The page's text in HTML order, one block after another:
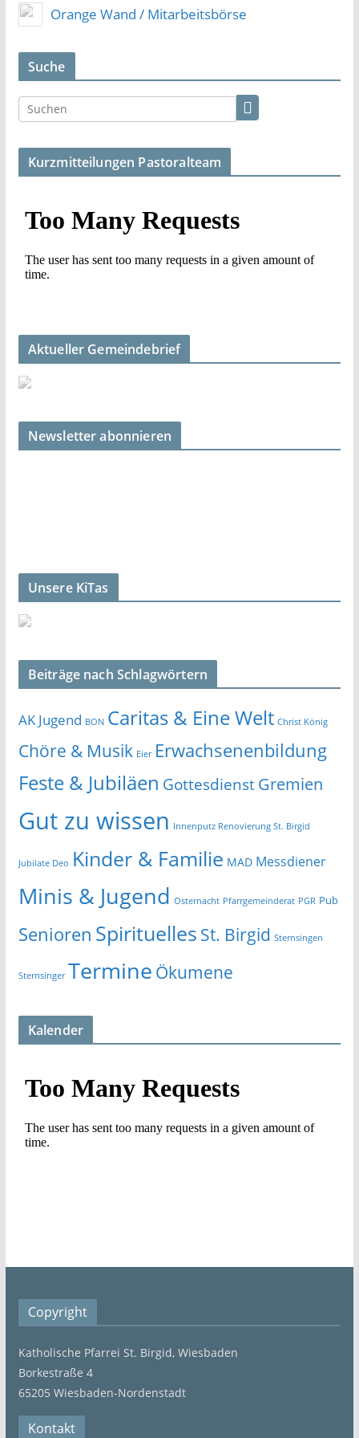
Orange Wand / Mitarbeitsbörse
Suche
Kurzmitteilungen Pastoralteam
Aktueller Gemeindebrief
Newsletter abonnieren
Unsere KiTas
Beiträge nach Schlagwörtern
AK Jugend BON Caritas & Eine Welt Christ König
Chöre & Musik Eier Erwachsenenbildung
Feste & Jubiläen GottesdienstGremien
Gut zu wissen Innenputz Renovierung St. Birgid
Jubilate Deo Kinder & Familie MAD Messdiener
Minis & Jugend Osternacht Pfarrgemeinderat PGR Pub
Senioren Spirituelles St. Birgid Sternsingen
Sternsinger Termine Ökumene
Kalender
Copyright
Katholische Pfarrei St. Birgid, Wiesbaden
Borkestraße 4
65205 Wiesbaden-Nordenstadt
Kontakt